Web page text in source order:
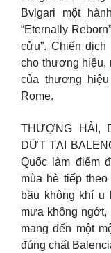
Bvlgari một
“Eternally
cửu”. Chiến
cho thương hiệu,
của thương
Rome.
THƯỢNG HẢI,
DỨT TẠI
Quốc làm điểm
mùa hè tiếp
bầu không khí u
mưa không ngớt,
mang đến một
đúng chất